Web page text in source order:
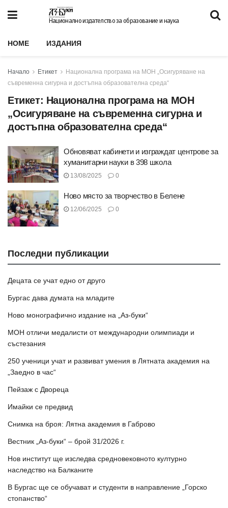
Национално издателство за образование и наука
HOME ИЗДАНИЯ
Начало Етикет
Национална програма на МОН „Осигуряване на
съвременна сигурна и достъпна образователна среда“
Етикет: Национална програма на МОН
„Осигуряване на съвременна сигурна и
достъпна образователна среда“
Обновяват кабинети и изграждат центрове за
хуманитарни науки в 398 школа
13/08/2025 0
Ново място за творчество в Белене
12/06/2025 0
Последни публикации
Децата се учат едно от друго
Бургас дава думата на младите
Ново монографично издание на „Аз-буки“
МОН отличи медалисти от международни олимпиади и
състезания
250 ученици учат и развиват умения в Лятната академия на
„Заедно в час“
Пейзаж с Двореца
Имайки се предвид
Снимка на броя: Лятна академия в Габрово
Вестник „Аз-буки“ – брой 31/2026 г.
Нов институт ще изследва средновековното културно
наследство на Балканите
В Бургас ще се обучават и студенти в направление „Горско
стопанство“